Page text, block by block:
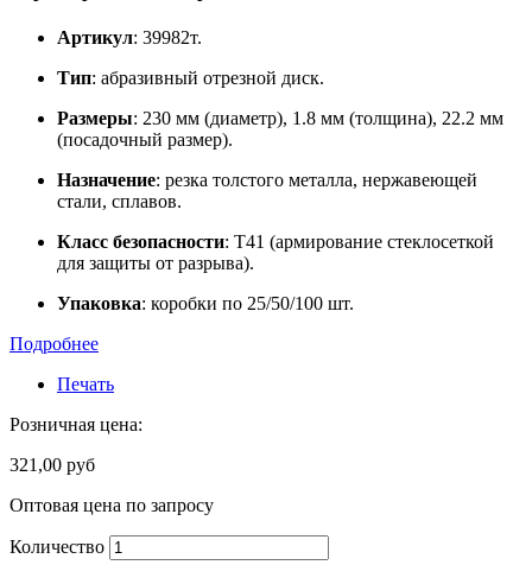
Артикул: 39982т.
Тип: абразивный отрезной диск.
Размеры: 230 мм (диаметр), 1.8 мм (толщина), 22.2 мм
(посадочный размер).
Назначение: резка толстого металла, нержавеющей
стали, сплавов.
Класс безопасности: Т41 (армирование стеклосеткой
для защиты от разрыва).
Упаковка: коробки по 25/50/100 шт.
Подробнее
Печать
Розничная цена:
321,00 руб
Оптовая цена по запросу
Количество